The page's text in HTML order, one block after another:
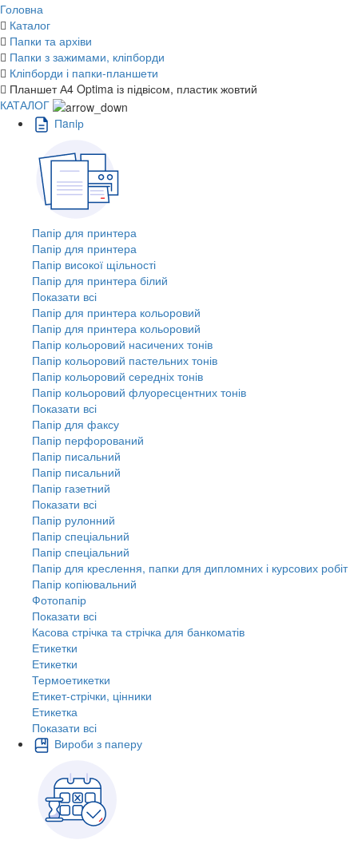
Головна
Каталог
Папки та архіви
Папки з зажимами, кліпборди
Кліпборди і папки-планшети
Планшет А4 Optima із підвісом, пластик жовтий
КАТАЛОГ
Пaпiр
Папір для принтера
Папір для принтера
Папір високої щільності
Папір для принтера білий
Показати всі
Папір для принтера кольоровий
Папір для принтера кольоровий
Папір кольоровий насичених тонів
Папір кольоровий пастельних тонів
Папір кольоровий середніх тонів
Папір кольоровий флуоресцентних тонів
Показати всі
Папір для факсу
Папір перфорований
Папір писальний
Папір писальний
Папір газетний
Показати всі
Папір рулонний
Папір спеціальний
Папір спеціальний
Папір для креслення, папки для дипломних і курсових робіт
Папір копіювальний
Фотопапір
Показати всі
Касова стрічка та стрічка для банкоматів
Етикетки
Етикетки
Термоетикетки
Етикет-стрічки, цінники
Етикетка
Показати всі
Вироби з паперу